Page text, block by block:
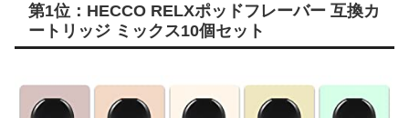
第1位：HECCO RELXポッドフレーバー 互換カ
ートリッジ ミックス10個セット